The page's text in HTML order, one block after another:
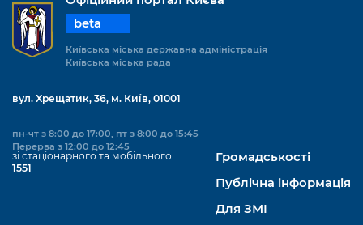
beta
Київська міська державна адміністрація
Київська міська рада
вул. Хрещатик, 36, м. Київ, 01001
пн-чт з 8:00 до 17:00, пт з 8:00 до 15:45
Перерва з 12:00 до 12:45
зі стаціонарного та мобільного
1551
Громадськості
Публічна інформація
Для ЗМІ